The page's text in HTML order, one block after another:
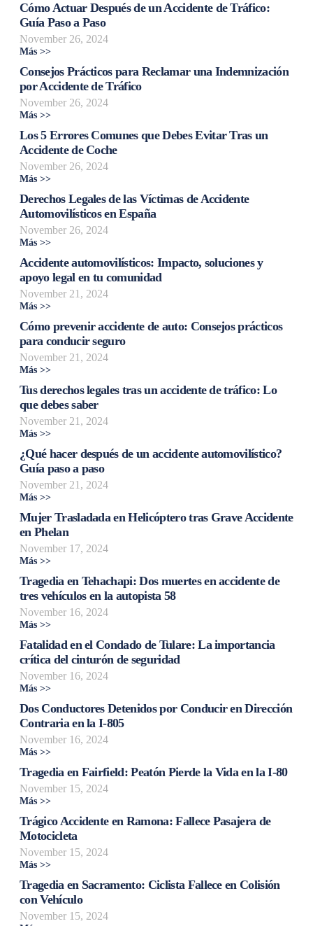
Cómo Actuar Después de un Accidente de Tráfico:
Guía Paso a Paso
November 26, 2024
Más >>
Consejos Prácticos para Reclamar una Indemnización
por Accidente de Tráfico
November 26, 2024
Más >>
Los 5 Errores Comunes que Debes Evitar Tras un
Accidente de Coche
November 26, 2024
Más >>
Derechos Legales de las Víctimas de Accidente
Automovilísticos en España
November 26, 2024
Más >>
Accidente automovilísticos: Impacto, soluciones y
apoyo legal en tu comunidad
November 21, 2024
Más >>
Cómo prevenir accidente de auto: Consejos prácticos
para conducir seguro
November 21, 2024
Más >>
Tus derechos legales tras un accidente de tráfico: Lo
que debes saber
November 21, 2024
Más >>
¿Qué hacer después de un accidente automovilístico?
Guía paso a paso
November 21, 2024
Más >>
Mujer Trasladada en Helicóptero tras Grave Accidente
en Phelan
November 17, 2024
Más >>
Tragedia en Tehachapi: Dos muertes en accidente de
tres vehículos en la autopista 58
November 16, 2024
Más >>
Fatalidad en el Condado de Tulare: La importancia
crítica del cinturón de seguridad
November 16, 2024
Más >>
Dos Conductores Detenidos por Conducir en Dirección
Contraria en la I-805
November 16, 2024
Más >>
Tragedia en Fairfield: Peatón Pierde la Vida en la I-80
November 15, 2024
Más >>
Trágico Accidente en Ramona: Fallece Pasajera de
Motocicleta
November 15, 2024
Más >>
Tragedia en Sacramento: Ciclista Fallece en Colisión
con Vehículo
November 15, 2024